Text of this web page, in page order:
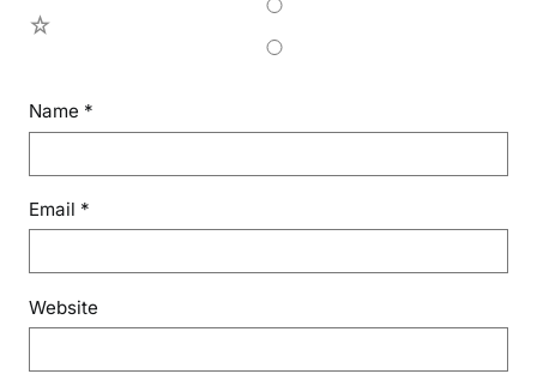
Name *
Email *
Website